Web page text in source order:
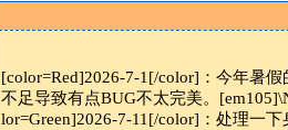
[color=Red]2026-7-1[/color]：今年暑
不足导致有点BUG不太完美。
lor=Green]2026-7-11[/color]：处理一